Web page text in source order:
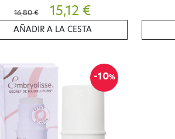
16,80 € 15,12 €
AÑADIR A LA CESTA
-10%